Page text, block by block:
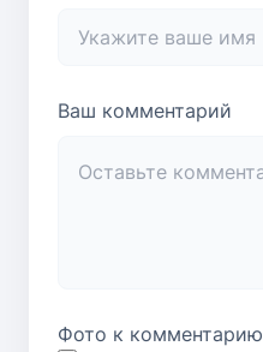
Ваш комментарий
Фото к комментарию